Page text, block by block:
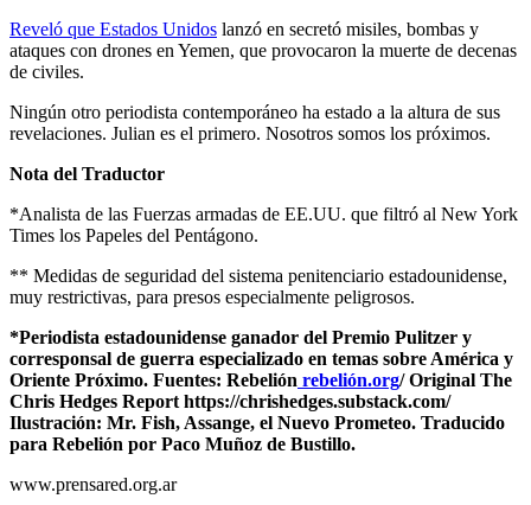
Reveló que Estados Unidos lanzó en secretó misiles, bombas y
ataques con drones en Yemen, que provocaron la muerte de decenas
de civiles.
Ningún otro periodista contemporáneo ha estado a la altura de sus
revelaciones. Julian es el primero. Nosotros somos los próximos.
Nota del Traductor
*Analista de las Fuerzas armadas de EE.UU. que filtró al New York
Times los Papeles del Pentágono.
** Medidas de seguridad del sistema penitenciario estadounidense,
muy restrictivas, para presos especialmente peligrosos.
*Periodista estadounidense ganador del Premio Pulitzer y
corresponsal de guerra especializado en temas sobre América y
Oriente Próximo. Fuentes: Rebelión rebelión.org/ Original The
Chris Hedges Report https://chrishedges.substack.com/
Ilustración: Mr. Fish, Assange, el Nuevo Prometeo. Traducido
para Rebelión por Paco Muñoz de Bustillo.
www.prensared.org.ar